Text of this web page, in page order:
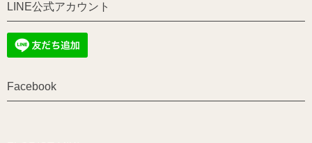
LINE公式アカウント
Facebook